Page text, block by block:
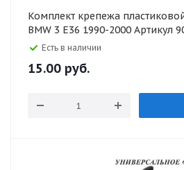
Комплект крепежа
BMW 3 E36 1990-2000 Артикул
Есть в наличии
15.00 руб.